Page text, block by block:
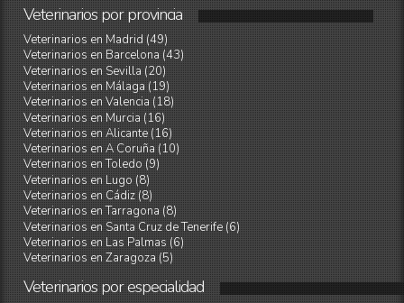
Veterinariosporprovincia
Veterinarios en Madrid (49)
Veterinarios en Barcelona (43)
Veterinarios en Sevilla (20)
Veterinarios en Málaga (19)
Veterinarios en Valencia (18)
Veterinarios en Murcia (16)
Veterinarios en Alicante (16)
Veterinarios en A Coruña (10)
Veterinarios en Toledo (9)
Veterinarios en Lugo (8)
Veterinarios en Cádiz (8)
Veterinarios en Tarragona (8)
Veterinarios en Santa Cruz de Tenerife (6)
Veterinarios en Las Palmas (6)
Veterinarios en Zaragoza (5)
Veterinariosporespecialidad